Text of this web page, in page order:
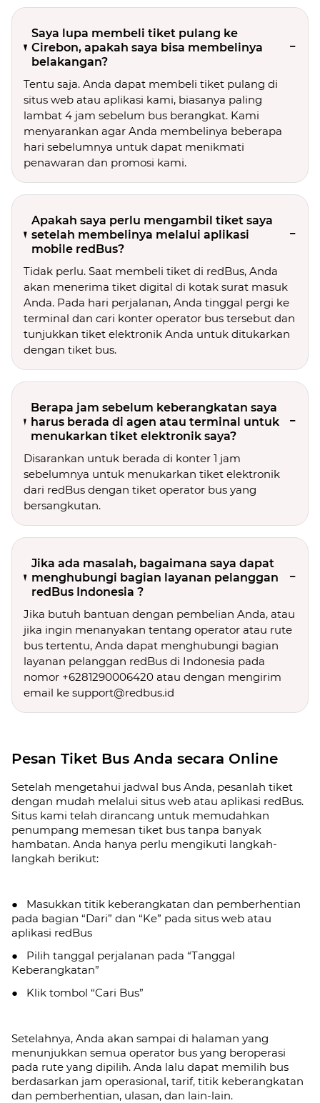
Saya lupa membeli tiket pulang ke
Cirebon, apakah saya bisa membelinya
belakangan?
Tentu saja. Anda dapat membeli tiket pulang di
situs web atau aplikasi kami, biasanya paling
lambat 4 jam sebelum bus berangkat. Kami
menyarankan agar Anda membelinya beberapa
hari sebelumnya untuk dapat menikmati
penawaran dan promosi kami.
Apakah saya perlu mengambil tiket saya
setelah membelinya melalui aplikasi
mobile redBus?
Tidak perlu. Saat membeli tiket di redBus, Anda
akan menerima tiket digital di kotak surat masuk
Anda. Pada hari perjalanan, Anda tinggal pergi ke
terminal dan cari konter operator bus tersebut dan
tunjukkan tiket elektronik Anda untuk ditukarkan
dengan tiket bus.
Berapa jam sebelum keberangkatan saya
harus berada di agen atau terminal untuk
menukarkan tiket elektronik saya?
Disarankan untuk berada di konter 1 jam
sebelumnya untuk menukarkan tiket elektronik
dari redBus dengan tiket operator bus yang
bersangkutan.
Jika ada masalah, bagaimana saya dapat
menghubungi bagian layanan pelanggan
redBus Indonesia ?
Jika butuh bantuan dengan pembelian Anda, atau
jika ingin menanyakan tentang operator atau rute
bus tertentu, Anda dapat menghubungi bagian
layanan pelanggan redBus di Indonesia pada
nomor +6281290006420 atau dengan mengirim
email ke support@redbus.id
Pesan Tiket Bus Anda secara Online
Setelah mengetahui jadwal bus Anda, pesanlah tiket
dengan mudah melalui situs web atau aplikasi redBus.
Situs kami telah dirancang untuk memudahkan
penumpang memesan tiket bus tanpa banyak
hambatan. Anda hanya perlu mengikuti langkah-
langkah berikut:
● Masukkan titik keberangkatan dan pemberhentian
pada bagian “Dari” dan “Ke” pada situs web atau
aplikasi redBus
● Pilih tanggal perjalanan pada “Tanggal
Keberangkatan”
● Klik tombol “Cari Bus”
Setelahnya, Anda akan sampai di halaman yang
menunjukkan semua operator bus yang beroperasi
pada rute yang dipilih. Anda lalu dapat memilih bus
berdasarkan jam operasional, tarif, titik keberangkatan
dan pemberhentian, ulasan, dan lain-lain.